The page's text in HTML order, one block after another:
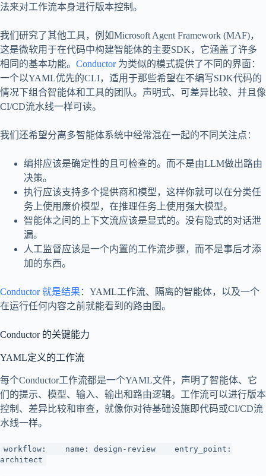
法来对工作流本身进行版本控制。
我们研究了其他工具，例如Microsoft Agent Framework (MAF)，
这是微软用于在代码中构建智能体的主要SDK，它涵盖了许多
相同的基本功能。 Conductor为类似的模式提供了不同的界面：
一个以YAML优先的CLI，适用于那些希望在不编写SDK代码的
情况下组合智能体和工具的团队。声明式、可差异比较、并且像
CI/CD流水线一样可读。
我们还希望分离多智能体系统中经常混在一起的不同关注点：
编排应该是确定性的且可检查的。而不是由LLM做出路由
决策。
执行应该支持多个提供商和模型，这样你就可以在分类任
务上使用廉价模型，在推理任务上使用强大模型。
智能体之间的上下文流应该是显式的。没有隐式的对话泄
漏。
人工监督应该是一个内置的工作流步骤，而不是事后才添
加的东西。
Conductor 就是结果 ：YAML工作流、隔离的智能体，以及一个
在运行任何内容之前就能看到的路由图。
Conductor 的关键能力
YAML定义的工作流
每个Conductor工作流都是一个YAML文件，声明了智能体、它
们的提示、模型、输入、输出和路由逻辑。工作流可以进行版本
控制、差异比较和审查，就像你对待基础设施即代码或CI/CD流
水线一样。
workflow: name: design-review entry_point:
architect